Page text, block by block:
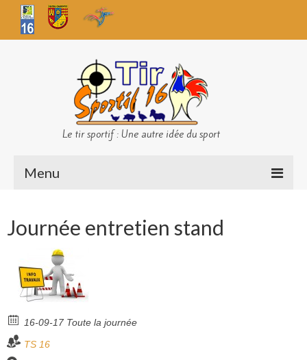
Le tir sportif : Une autre idée du sport
Menu
Sécurité
Challenges TS 16
Bilan des championnats
Bénévoles
Vidéos
Journée entretien stand
16-09-17 Toute la journée
TS 16